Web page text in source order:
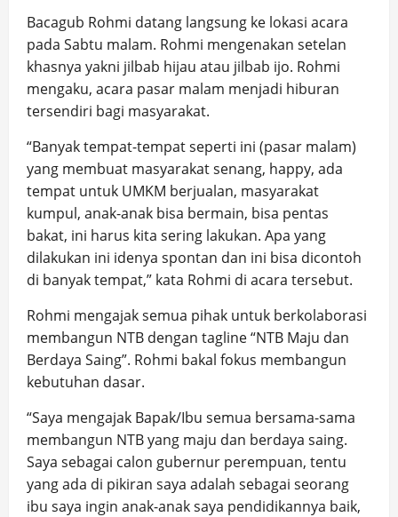
Bacagub Rohmi datang langsung ke lokasi acara
pada Sabtu malam. Rohmi mengenakan setelan
khasnya yakni jilbab hijau atau jilbab ijo. Rohmi
mengaku, acara pasar malam menjadi hiburan
tersendiri bagi masyarakat.
“Banyak tempat-tempat seperti ini (pasar malam)
yang membuat masyarakat senang, happy, ada
tempat untuk UMKM berjualan, masyarakat
kumpul, anak-anak bisa bermain, bisa pentas
bakat, ini harus kita sering lakukan. Apa yang
dilakukan ini idenya spontan dan ini bisa dicontoh
di banyak tempat,” kata Rohmi di acara tersebut.
Rohmi mengajak semua pihak untuk berkolaborasi
membangun NTB dengan tagline “NTB Maju dan
Berdaya Saing”. Rohmi bakal fokus membangun
kebutuhan dasar.
“Saya mengajak Bapak/Ibu semua bersama-sama
membangun NTB yang maju dan berdaya saing.
Saya sebagai calon gubernur perempuan, tentu
yang ada di pikiran saya adalah sebagai seorang
ibu saya ingin anak-anak saya pendidikannya baik,